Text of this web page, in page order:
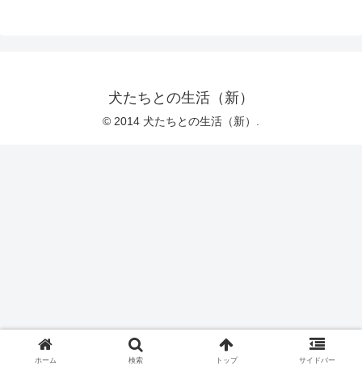
犬たちとの生活（新）
© 2014 犬たちとの生活（新）.
ホーム 検索 トップ サイドバー